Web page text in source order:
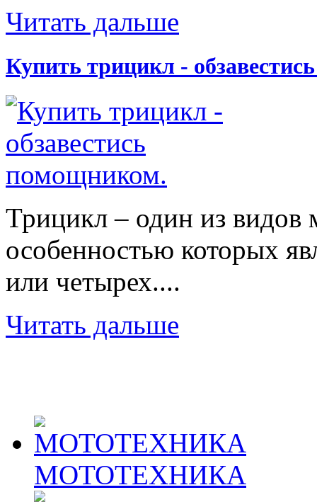
Читать дальше
Купить трицикл -
Трицикл – один из видов
особенностью которых
или четырех....
Читать дальше
МОТОТЕХНИКА